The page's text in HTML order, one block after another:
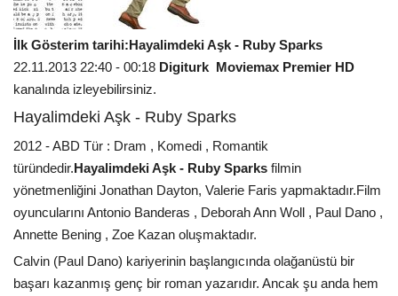
İlk Gösterim tarihi:Hayalimdeki Aşk - Ruby Sparks
22.11.2013 22:40 - 00:18 Digiturk Moviemax Premier HD
kanalında izleyebilirsiniz.
Hayalimdeki Aşk - Ruby Sparks
2012 - ABD Tür : Dram , Komedi , Romantik
türündedir.Hayalimdeki Aşk - Ruby Sparks filmin
yönetmenliğini Jonathan Dayton, Valerie Faris yapmaktadır.Film
oyuncularını Antonio Banderas , Deborah Ann Woll , Paul Dano ,
Annette Bening , Zoe Kazan oluşmaktadır.
Calvin (Paul Dano) kariyerinin başlangıcında olağanüstü bir
başarı kazanmış genç bir roman yazarıdır. Ancak şu anda hem